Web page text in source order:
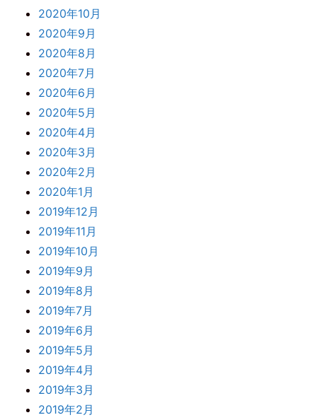
2020年10月
2020年9月
2020年8月
2020年7月
2020年6月
2020年5月
2020年4月
2020年3月
2020年2月
2020年1月
2019年12月
2019年11月
2019年10月
2019年9月
2019年8月
2019年7月
2019年6月
2019年5月
2019年4月
2019年3月
2019年2月